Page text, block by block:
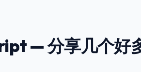
— 分享几个好